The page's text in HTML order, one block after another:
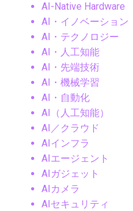
AI-Native Hardware
AI・イノベーション
AI・テクノロジー
AI・人工知能
AI・先端技術
AI・機械学習
AI・自動化
AI（人工知能）
AI／クラウド
AIインフラ
AIエージェント
AIガジェット
AIカメラ
AIセキュリティ